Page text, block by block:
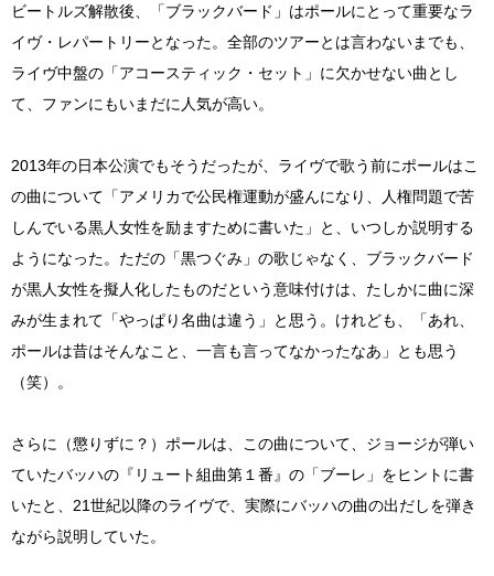
ビートルズ解散後、「ブラックバード」はポールにとって重要なラ
イヴ・レパートリーとなった。全部のツアーとは言わないまでも、
ライヴ中盤の「アコースティック・セット」に欠かせない曲とし
て、ファンにもいまだに人気が高い。
2013年の日本公演でもそうだったが、ライヴで歌う前にポールはこ
の曲について「アメリカで公民権運動が盛んになり、人権問題で苦
しんでいる黒人女性を励ますために書いた」と、いつしか説明する
ようになった。ただの「黒つぐみ」の歌じゃなく、ブラックバード
が黒人女性を擬人化したものだという意味付けは、たしかに曲に深
みが生まれて「やっぱり名曲は違う」と思う。けれども、「あれ、
ポールは昔はそんなこと、一言も言ってなかったなあ」とも思う
（笑）。
さらに（懲りずに？）ポールは、この曲について、ジョージが弾い
ていたバッハの『リュート組曲第１番』の「ブーレ」をヒントに書
いたと、21世紀以降のライヴで、実際にバッハの曲の出だしを弾き
ながら説明していた。